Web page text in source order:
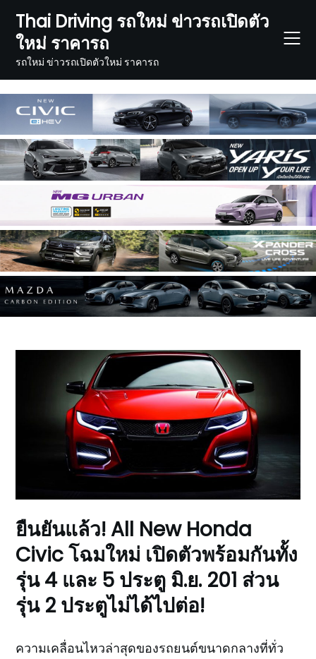
content
Thai Driving รถใหม่ ข่าวรถเปิดตัว
ใหม่ ราคารถ
รถใหม่ ข่าวรถเปิดตัวใหม่ ราคารถ
ยืนยันแล้ว! All New Honda
Civic โฉมใหม่ เปิดตัวพร้อมกันทั้ง
รุ่น 4 และ 5 ประตู มิ.ย. 201 ส่วน
รุ่น 2 ประตูไม่ได้ไปต่อ!
ความเคลื่อนไหวล่าสุดของรถยนต์ขนาดกลางที่ทั่ว